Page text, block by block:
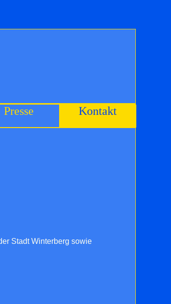
Presse Kontakt
Stadt Winterberg sowie